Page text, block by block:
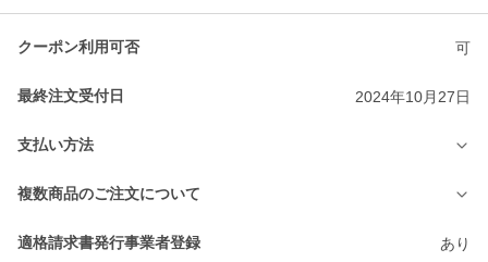
クーポン利用可否 可
最終注文受付日 2024年10月27日
支払い方法
複数商品のご注文について
適格請求書発行事業者登録 あり